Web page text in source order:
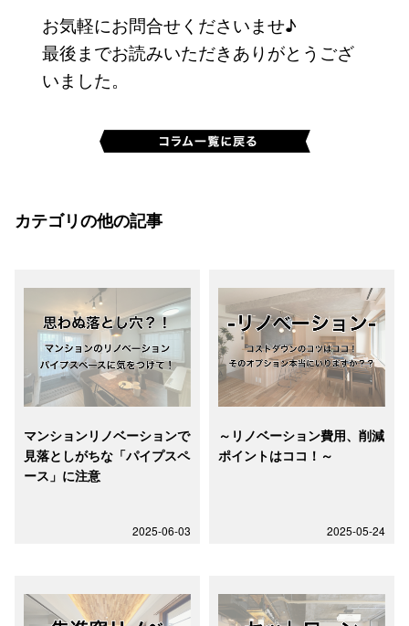
お気軽にお問合せくださいませ♪
最後までお読みいただきありがとうござ
いました。
カテゴリの他の記事
マンションリノベーションで
見落としがちな「パイプスペ
ース」に注意
2025-06-03
～リノベーション費用、削減
ポイントはココ！～
2025-05-24